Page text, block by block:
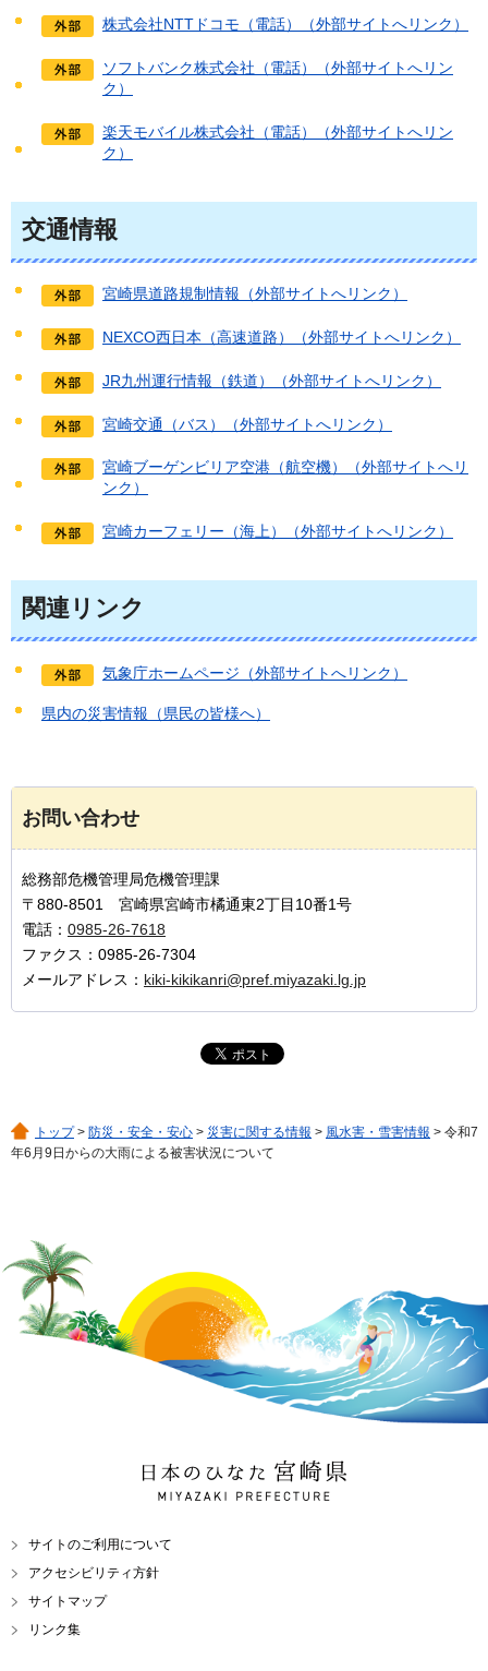
株式会社NTTドコモ（電話）（外部サイトへリンク）
ソフトバンク株式会社（電話）（外部サイトへリン
ク）
楽天モバイル株式会社（電話）（外部サイトへリン
ク）
交通情報
宮崎県道路規制情報（外部サイトへリンク）
NEXCO西日本（高速道路）（外部サイトへリンク）
JR九州運行情報（鉄道）（外部サイトへリンク）
宮崎交通（バス）（外部サイトへリンク）
宮崎ブーゲンビリア空港（航空機）（外部サイトへリ
ンク）
宮崎カーフェリー（海上）（外部サイトへリンク）
関連リンク
気象庁ホームページ（外部サイトへリンク）
県内の災害情報（県民の皆様へ）
お問い合わせ
総務部危機管理局危機管理課
〒880-8501 宮崎県宮崎市橘通東2丁目10番1号
電話： 0985-26-7618
ファクス：0985-26-7304
メールアドレス： kiki-kikikanri@pref.miyazaki.lg.jp
トップ> 防災・安全・安心 > 災害に関する情報 > 風水害・雪害情報 > 令和7
年6月9日からの大雨による被害状況について
日本のひなた 宮崎県
MIYAZAKI PREFECTURE
サイトのご利用について
アクセシビリティ方針
サイトマップ
リンク集